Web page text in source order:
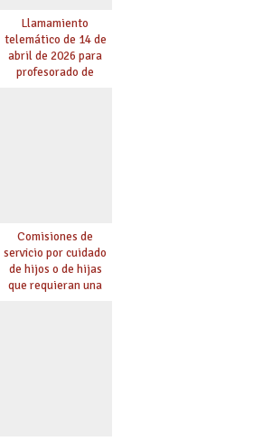
Llamamiento
telemático de 14 de
abril de 2026 para
profesorado de
Comisiones de
servicio por cuidado
de hijos o de hijas
que requieran una